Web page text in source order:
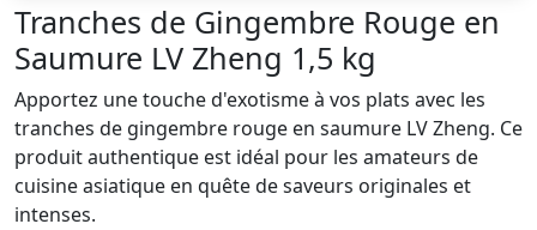
Tranches de Gingembre Rouge en
Saumure LV Zheng 1,5 kg
Apportez une touche d'exotisme à vos plats avec les
tranches de gingembre rouge en saumure LV Zheng. Ce
produit authentique est idéal pour les amateurs de
cuisine asiatique en quête de saveurs originales et
intenses.